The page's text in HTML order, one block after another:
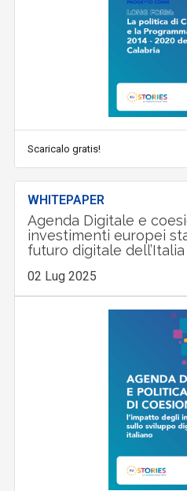
Scaricalo gratis!
WHITEPAPER
Agenda Digitale e
investimenti europei
futuro digitale dell’Italia
02 Lug 2025